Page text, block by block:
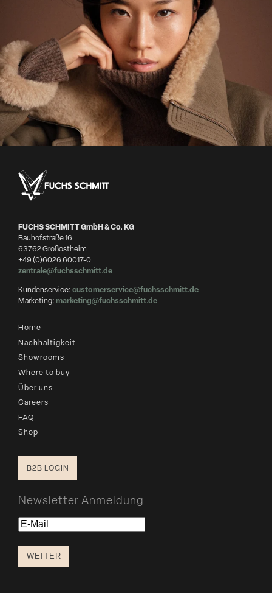
FUCHS SCHMITT GmbH & Co. KG
Bauhofstraße 16
63762 Großostheim
+49 (0)6026 60017-0
zentrale@fuchsschmitt.de
Kundenservice:customerservice@fuchsschmitt.de
Marketing:marketing@fuchsschmitt.de
Home
Nachhaltigkeit
Showrooms
Where to buy
Über uns
Careers
FAQ
Shop
B2B LOGIN
Newsletter Anmeldung
E-
WEITER